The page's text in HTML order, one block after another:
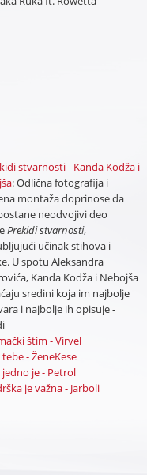
stvarnosti - Kanda Kodža i
: Odlična fotografija i
montaža doprinose da
neodvojivi deo
Prekidi stvarnosti,
učinak stihova i
U spotu Aleksandra
Kanda Kodža i Nebojša
sredini koja im najbolje
i najbolje ih opisuje -
štim - Virvel
tebe - ŽeneKese
jedno je - Petrol
je važna - Jarboli